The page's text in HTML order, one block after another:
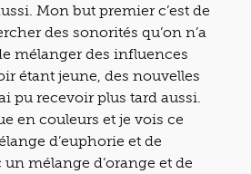
Mon but premier c’est de
des sonorités qu’on n’a
mélanger des influences
étant jeune, des nouvelles
pu recevoir plus tard aussi.
en couleurs et je vois ce
d’euphorie et de
mélange d’orange et de